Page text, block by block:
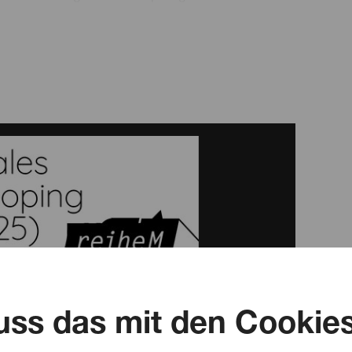
das mit den
weiter aufnehmen, so dass immer
Weise in Echtzeit selbst vervielfältigen. dabei Es
werden, vom Folksong über Ambient, Rock und
Welt statt: der amerikanische Minimalist Terry Riley
Baker-Ensembles zu vervielfältigen. Heute ist
Softwareprodukte auf den Markt.
internationale LiveLooping-Festivals in
zentrale stilistische Element darstellt. Ähnliche,
Festivals haben bisher in Köln stattgefunden
und neue Medien – Köln wird veranstaltet von